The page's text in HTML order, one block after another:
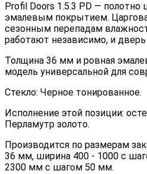
Profil Doors 1.5.3 PD — полотно
эмалевым покрытием.
сезонным перепадам
работают независимо, и
Толщина 36 мм и ровная
модель универсальной для
Стекло: Черное тонированное.
Исполнение этой позиции:
Перламутр золото.
Производится по размерам
36 мм, ширина 400 - 1000 с
2300 мм с шагом 50 мм.